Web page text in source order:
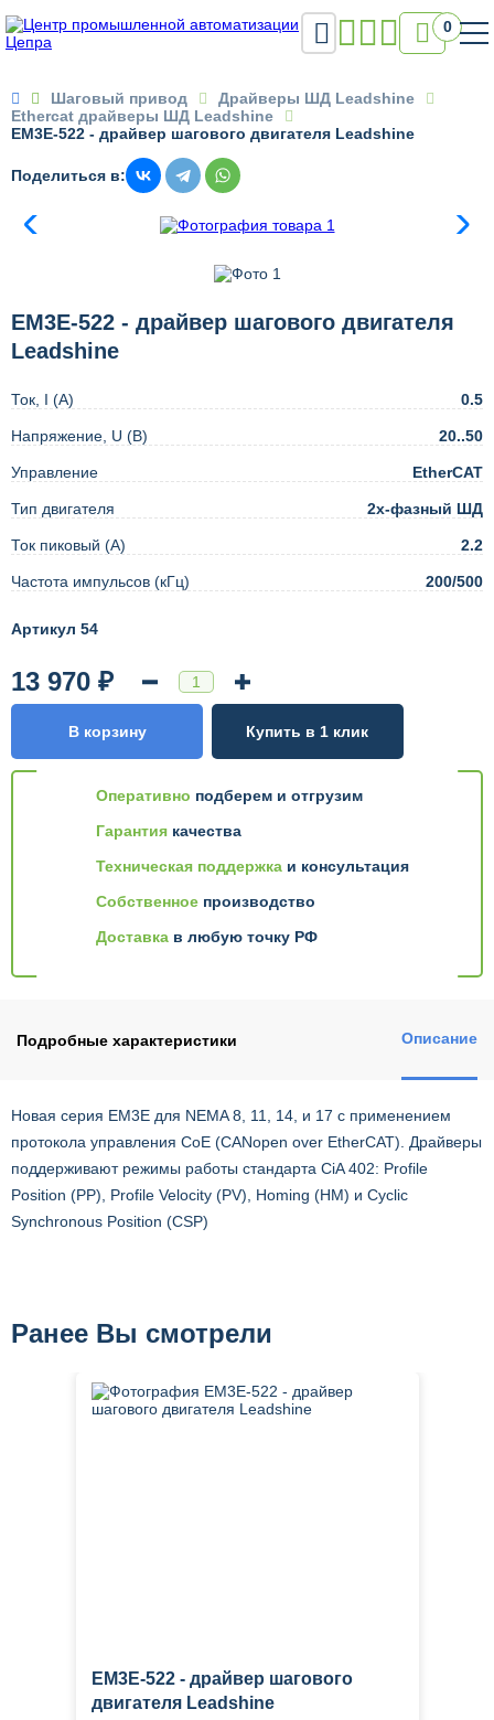
 0
 Шаговый привод
Драйверы ШД Leadshine
Ethercat драйверы ШД Leadshine
EM3E-522 - драйвер шагового двигателя Leadshine
Поделиться в:
EM3E-522 - драйвер шагового двигателя
Leadshine
Ток, I (А) 0.5
Напряжение, U (В) 20..50
Управление EtherCAT
Тип двигателя 2х-фазный ШД
Ток пиковый (А) 2.2
Частота импульсов (кГц) 200/500
Артикул 54
Оперативно подберем и отгрузим
Гарантия качества
Техническая поддержка и консультация
Собственное производство
Доставка в любую точку РФ
13 970 ₽
В корзину Купить в 1 клик
Подробные характеристики Описание
Новая серия ЕM3E для NEMA 8, 11, 14, и 17 с применением
протокола управления CoE (CANopen over EtherCAT). Драйверы
поддерживают режимы работы стандарта CiA 402: Profile
Position (PP), Profile Velocity (PV), Homing (HM) и Cyclic
Synchronous Position (CSP)
Ранее Вы смотрели
EM3E-522 - драйвер шагового
двигателя Leadshine